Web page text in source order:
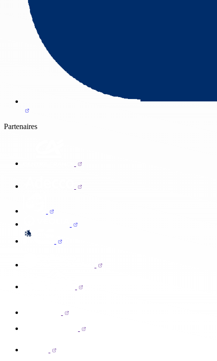
Partenaires